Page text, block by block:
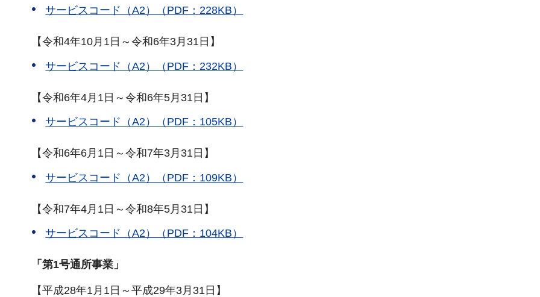
サービスコード（A2）（PDF：228KB）
【令和4年10月1日～令和6年3月31日】
サービスコード（A2）（PDF：232KB）
【令和6年4月1日～令和6年5月31日】
サービスコード（A2）（PDF：105KB）
【令和6年6月1日～令和7年3月31日】
サービスコード（A2）（PDF：109KB）
【令和7年4月1日～令和8年5月31日】
サービスコード（A2）（PDF：104KB）
「第1号通所事業」
【平成28年1月1日～平成29年3月31日】